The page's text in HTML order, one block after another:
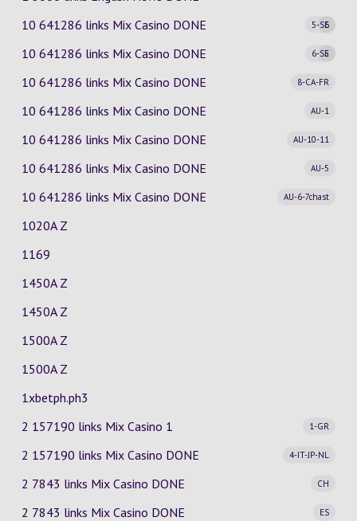
10 641286 links Mix Casino
5-SE
6
DONE
10 641286 links Mix Casino
6-SE
5
DONE
10 641286 links Mix Casino
8-CA-FR
DONE
10 641286 links Mix Casino
AU-1
DONE
10 641286 links Mix Casino
AU-10-11
DONE
10 641286 links Mix Casino
AU-5
DONE
10 641286 links Mix Casino
AU-6-7chast
DONE
1020A Z
1169
1450A Z
1450A Z
1500A Z
1500A Z
1xbetph.ph3
2 157190 links Mix Casino
1-GR
1
2 157190 links Mix Casino
4-IT-JP-NL
DONE
2 7843 links Mix Casino
CH
DONE
2 7843 links Mix Casino
ES
DONE